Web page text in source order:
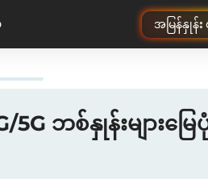
အမြန်နှုန်း
ဘစ်နှုန်းများမြေ